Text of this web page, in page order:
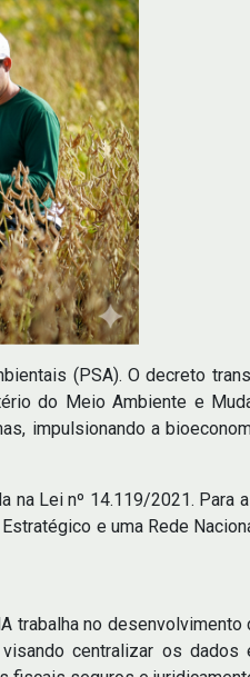
(PSA). O decreto
do Meio Ambiente e
impulsionando a
na Lei nº 14.119/2021. Para
e uma Rede
trabalha no desenvolvimento
centralizar os dados